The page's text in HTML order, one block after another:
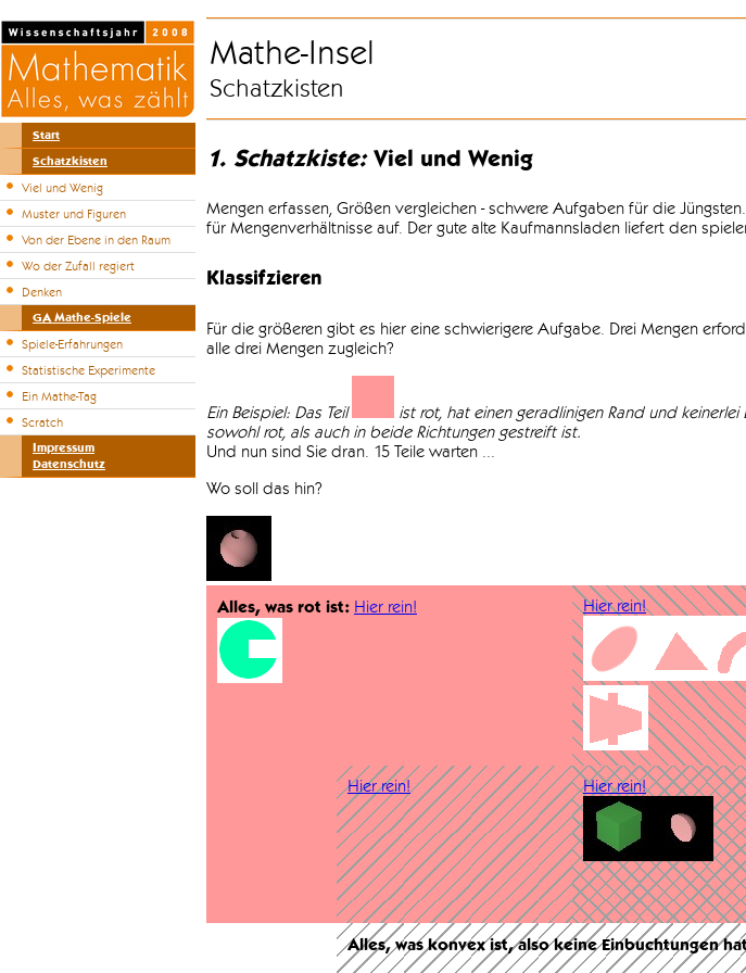
Start
Schatzkisten
Viel und Wenig
Muster und Figuren
Von der Ebene in den Raum
Wo der Zufall regiert
Denken
GA Mathe-Spiele
Spiele-Erfahrungen
Statistische Experimente
Ein Mathe-Tag
Scratch
Impressum
Datenschutz
Mathe-Insel
Schatzkisten
1. Schatzkiste:Viel und Wenig
Mengen erfassen, Größen vergleichen - schwere Aufgaben für die
für Mengenverhältnisse auf. Der gute alte Kaufmannsladen liefert den
Klassifzieren
Für die größeren gibt es hier eine schwierigere Aufgabe. Drei Mengen
alle drei Mengen zugleich?
Ein Beispiel: Das Teil
ist rot, hat einen geradlinigen Rand und
sowohl rot, als auch in beide Richtungen gestreift ist.
Und nun sind Sie dran. 15 Teile warten ...
Wo soll das hin?
Alles, was rot ist: Hier rein! Hier rein!
Hier rein! Hier rein!
Alles, was konvex ist, also keine Einbuchtungen